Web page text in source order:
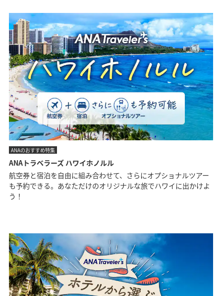
ANAのおすすめ特集
ANAトラベラーズ ハワイホノルル
航空券と宿泊を自由に組み合わせて、さらにオプショナルツアー
も予約できる。あなただけのオリジナルな旅でハワイに出かけよ
う！